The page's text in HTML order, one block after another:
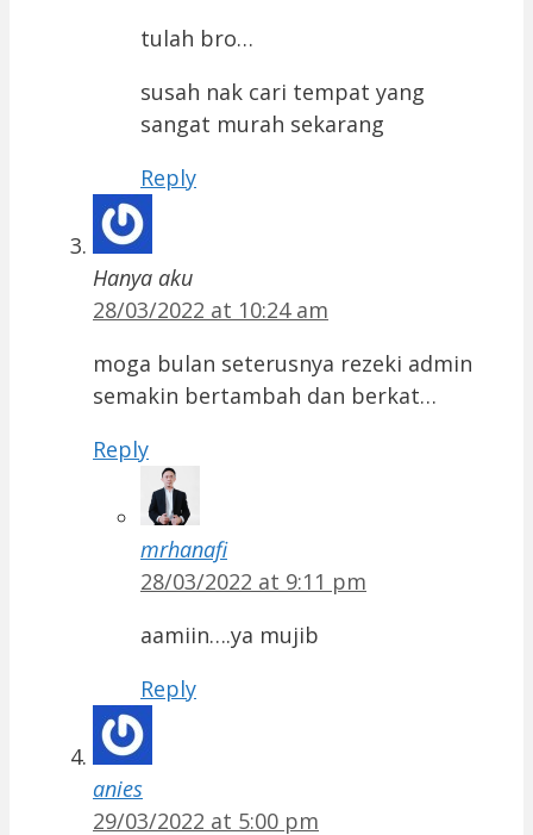
tulah bro…
susah nak cari tempat yang
sangat murah sekarang
Reply
Hanya aku
28/03/2022 at 10:24 am
moga bulan seterusnya rezeki admin
semakin bertambah dan berkat…
Reply
mrhanafi
28/03/2022 at 9:11 pm
aamiin….ya mujib
Reply
anies
29/03/2022 at 5:00 pm